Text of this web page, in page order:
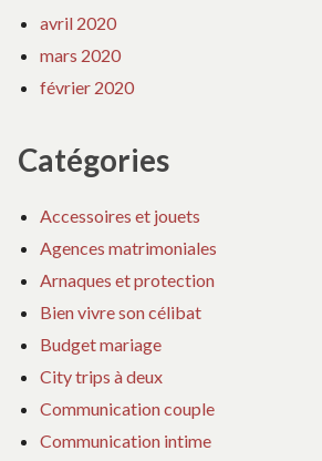
avril 2020
mars 2020
février 2020
Catégories
Accessoires et jouets
Agences matrimoniales
Arnaques et protection
Bien vivre son célibat
Budget mariage
City trips à deux
Communication couple
Communication intime